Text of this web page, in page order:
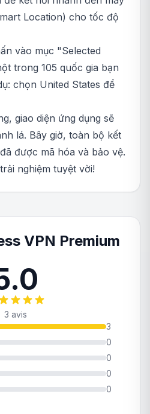
Location) cho tốc độ
vào mục "Selected
trong 105 quốc gia bạn
chọn United States để
giao diện ứng dụng sẽ
lá. Bây giờ, toàn bộ kết
được mã hóa và bảo vệ.
nghiệm tuyệt vời!
VPN Premium
3 avis
3
0
0
0
0